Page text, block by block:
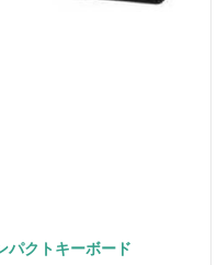
クトキーボード